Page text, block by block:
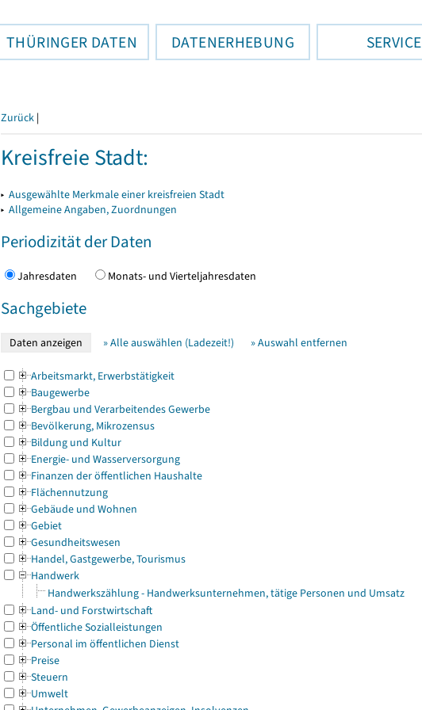
THÜRINGER DATEN DATENERHEBUNG SERVICE
Zurück |
Kreisfreie Stadt:
▸ Ausgewählte Merkmale einer kreisfreien Stadt
▸ Allgemeine Angaben, Zuordnungen
Periodizität der Daten
Jahresdaten Monats- und Vierteljahresdaten
Sachgebiete
» Alle auswählen (Ladezeit!) » Auswahl entfernen
Arbeitsmarkt, Erwerbstätigkeit
Baugewerbe
Bergbau und Verarbeitendes Gewerbe
Bevölkerung, Mikrozensus
Bildung und Kultur
Energie- und Wasserversorgung
Finanzen der öffentlichen Haushalte
Flächennutzung
Gebäude und Wohnen
Gebiet
Gesundheitswesen
Handel, Gastgewerbe, Tourismus
Handwerk
Handwerkszählung - Handwerksunternehmen, tätige Personen und Umsatz
Land- und Forstwirtschaft
Öffentliche Sozialleistungen
Personal im öffentlichen Dienst
Preise
Steuern
Umwelt